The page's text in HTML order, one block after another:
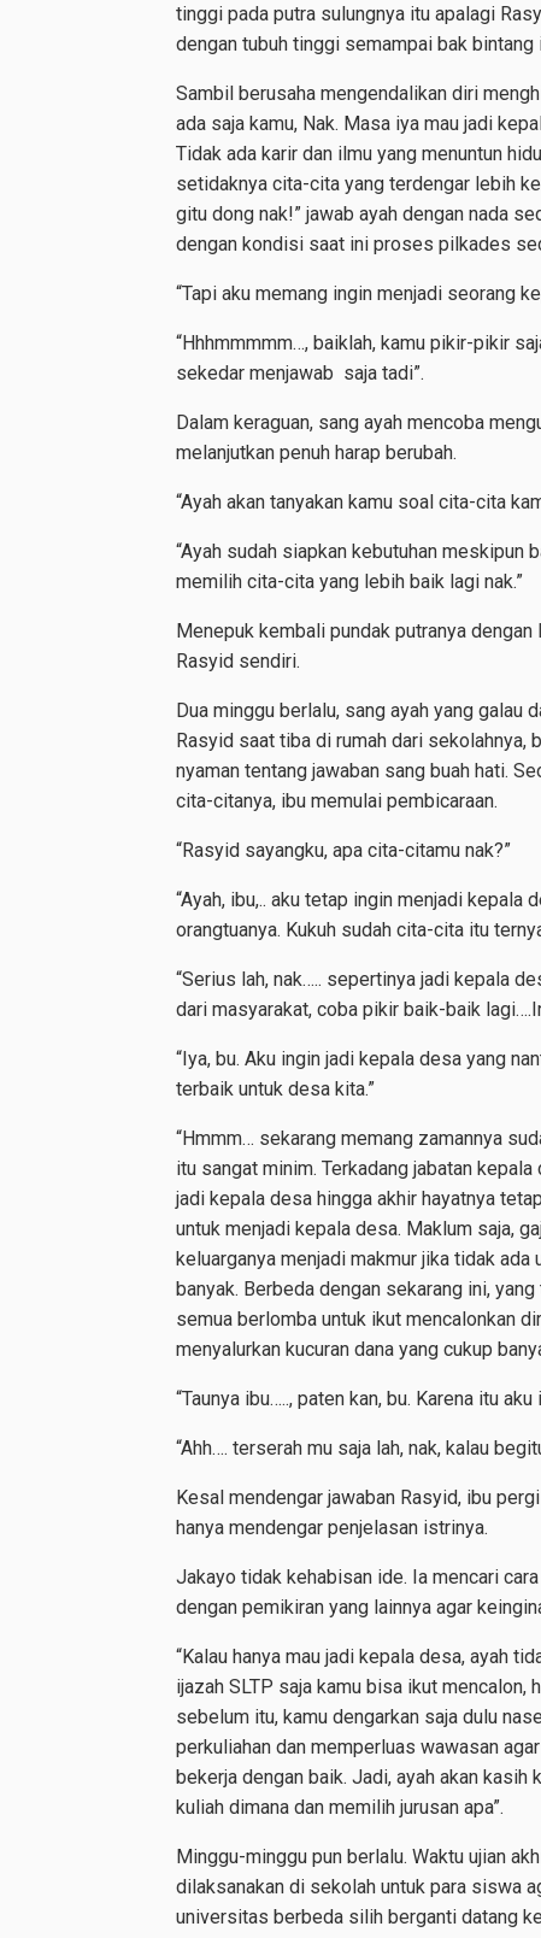
tinggi pada putra sulungnya itu apalagi
dengan tubuh tinggi semampai bak
Sambil berusaha mengendalikan diri
ada saja kamu, Nak. Masa iya mau jadi
Tidak ada karir dan ilmu yang menuntun
setidaknya cita-cita yang terdengar lebih
gitu dong nak!” jawab ayah dengan nada
dengan kondisi saat ini proses pilkades
“Tapi aku memang ingin menjadi seorang
“Hhhmmmmm…, baiklah, kamu pikir-pikir
sekedar menjawab saja tadi”.
Dalam keraguan, sang ayah mencoba
melanjutkan penuh harap berubah.
“Ayah akan tanyakan kamu soal cita-cita
“Ayah sudah siapkan kebutuhan meskipun
memilih cita-cita yang lebih baik lagi nak.”
Menepuk kembali pundak putranya
Rasyid sendiri.
Dua minggu berlalu, sang ayah yang galau
Rasyid saat tiba di rumah dari sekolahnya,
nyaman tentang jawaban sang buah hati.
cita-citanya, ibu memulai pembicaraan.
“Rasyid sayangku, apa cita-citamu nak?”
“Ayah, ibu,.. aku tetap ingin menjadi
orangtuanya. Kukuh sudah cita-cita itu
“Serius lah, nak….. sepertinya jadi kepala
dari masyarakat, coba pikir baik-baik
“Iya, bu. Aku ingin jadi kepala desa yang
terbaik untuk desa kita.”
“Hmmm… sekarang memang zamannya
itu sangat minim. Terkadang jabatan
jadi kepala desa hingga akhir hayatnya
untuk menjadi kepala desa. Maklum saja,
keluarganya menjadi makmur jika tidak ada
banyak. Berbeda dengan sekarang ini,
semua berlomba untuk ikut mencalonkan
menyalurkan kucuran dana yang cukup
“Taunya ibu….., paten kan, bu. Karena itu
“Ahh…. terserah mu saja lah, nak, kalau
Kesal mendengar jawaban Rasyid, ibu
hanya mendengar penjelasan istrinya.
Jakayo tidak kehabisan ide. Ia mencari
dengan pemikiran yang lainnya agar
“Kalau hanya mau jadi kepala desa, ayah
ijazah SLTP saja kamu bisa ikut mencalon,
sebelum itu, kamu dengarkan saja dulu
perkuliahan dan memperluas wawasan
bekerja dengan baik. Jadi, ayah akan kasih
kuliah dimana dan memilih jurusan apa”.
Minggu-minggu pun berlalu. Waktu ujian
dilaksanakan di sekolah untuk para siswa
universitas berbeda silih berganti datang